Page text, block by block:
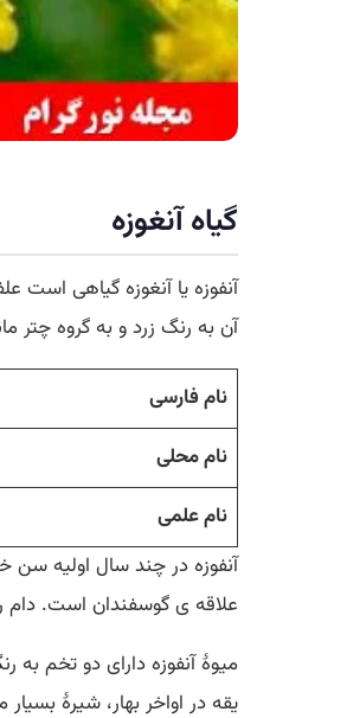
گیاه آنغوزه
آن به رنگ زرد و به گروه چتر
نام فارسی
نام محلی
نام علمی
آنفوزه در چند سال اولیه سن
علاقه ی گوسفندان است.
میوۀ آنفوزه دارای دو تخم به
یقه در اواخر بهار، شیرۀ